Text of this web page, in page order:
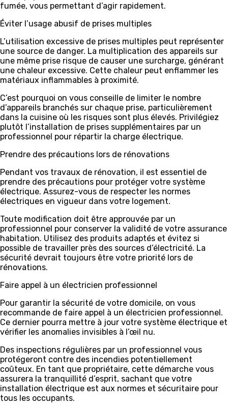
fumée, vous permettant d’agir rapidement.
Éviter l’usage abusif de prises multiples
L’utilisation excessive de prises multiples peut représenter
une source de danger. La multiplication des appareils sur
une même prise risque de causer une surcharge, générant
une chaleur excessive. Cette chaleur peut enflammer les
matériaux inflammables à proximité.
C’est pourquoi on vous conseille de limiter le nombre
d’appareils branchés sur chaque prise, particulièrement
dans la cuisine où les risques sont plus élevés. Privilégiez
plutôt l’installation de prises supplémentaires par un
professionnel pour répartir la charge électrique.
Prendre des précautions lors de rénovations
Pendant vos travaux de rénovation, il est essentiel de
prendre des précautions pour protéger votre système
électrique. Assurez-vous de respecter les normes
électriques en vigueur dans votre logement.
Toute modification doit être approuvée par un
professionnel pour conserver la validité de votre assurance
habitation. Utilisez des produits adaptés et évitez si
possible de travailler près des sources d’électricité. La
sécurité devrait toujours être votre priorité lors de
rénovations.
Faire appel à un électricien professionnel
Pour garantir la sécurité de votre domicile, on vous
recommande de faire appel à un électricien professionnel.
Ce dernier pourra mettre à jour votre système électrique et
vérifier les anomalies invisibles à l’œil nu.
Des inspections régulières par un professionnel vous
protégeront contre des incendies potentiellement
coûteux. En tant que propriétaire, cette démarche vous
assurera la tranquillité d’esprit, sachant que votre
installation électrique est aux normes et sécuritaire pour
tous les occupants.